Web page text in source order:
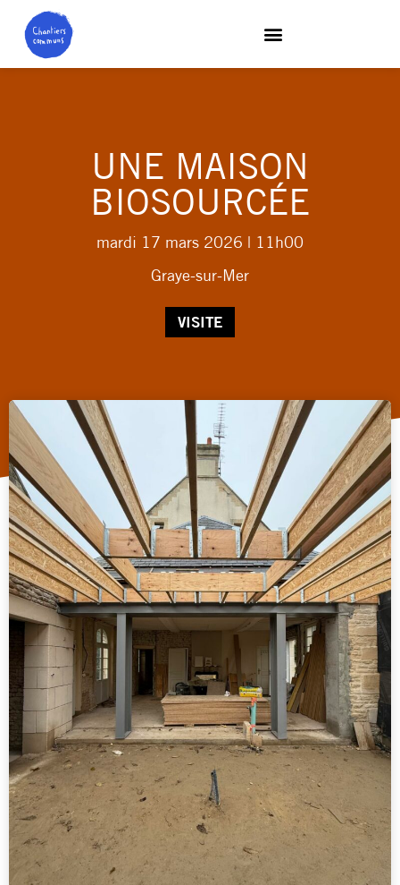
UNE MAISON
BIOSOURCÉE
mardi 17 mars 2026 | 11h00
Graye-sur-Mer
VISITE